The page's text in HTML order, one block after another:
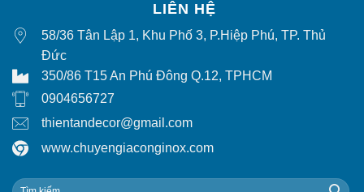
LIÊN HỆ
58/36 Tân Lập 1, Khu Phố 3, P.Hiệp Phú, TP. Thủ
Đức
350/86 T15 An Phú Đông Q.12, TPHCM
0904656727
thientandecor@gmail.com
www.chuyengiaconginox.com